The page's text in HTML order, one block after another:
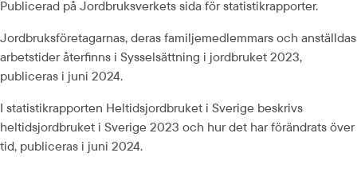
Publicerad på Jordbruksverkets sida för statistikrapporter.
Jordbruksföretagarnas, deras familjemedlemmars och anställdas
arbetstider återfinns i Sysselsättning i jordbruket 2023,
publiceras i juni 2024.
I statistikrapporten Heltidsjordbruket i Sverige beskrivs
heltidsjordbruket i Sverige 2023 och hur det har förändrats över
tid, publiceras i juni 2024.